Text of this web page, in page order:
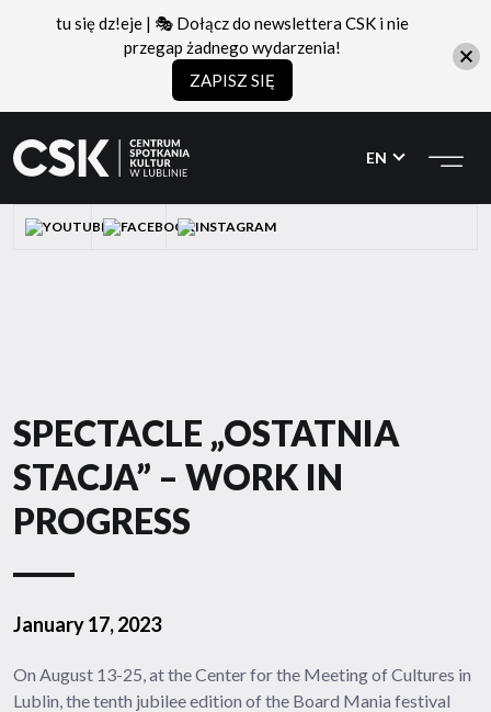
CSK
do
menu
do
treści
EN
YOUTUBE FACEBOOKINSTAGRAM
SPECTACLE „OSTATNIA
STACJA” – WORK IN
PROGRESS
January 17, 2023
On August 13-25, at the Center for the Meeting of Cultures in
Lublin, the tenth jubilee edition of the Board Mania festival
tu się dz!eje | 🎭 Dołącz do newslettera CSK i nie
przegap żadnego wydarzenia!
ZAPISZ SIĘ